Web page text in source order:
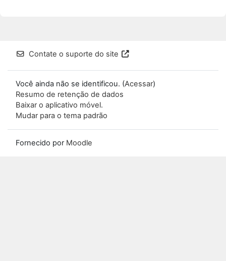
Contate o suporte do site
Você ainda não se identificou. (Acessar)
Resumo de retenção de dados
Baixar o aplicativo móvel.
Mudar para o tema padrão
Fornecido por Moodle